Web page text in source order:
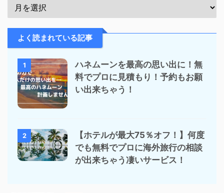
よく読まれている記事
1
ハネムーンを最高の思い出に！無
料でプロに見積もり！予約もお願
い出来ちゃう！
2
【ホテルが最大75％オフ！】何度
でも無料でプロに海外旅行の相談
が出来ちゃう凄いサービス！